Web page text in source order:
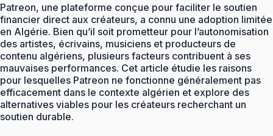
Patreon, une plateforme conçue pour faciliter le soutien
financier direct aux créateurs, a connu une adoption limitée
en Algérie. Bien qu’il soit prometteur pour l’autonomisation
des artistes, écrivains, musiciens et producteurs de
contenu algériens, plusieurs facteurs contribuent à ses
mauvaises performances. Cet article étudie les raisons
pour lesquelles Patreon ne fonctionne généralement pas
efficacement dans le contexte algérien et explore des
alternatives viables pour les créateurs recherchant un
soutien durable.